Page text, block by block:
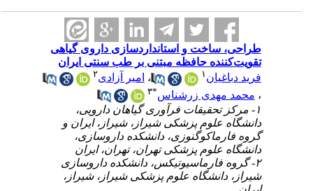
طراحی، ساخت و استانداردسازی داروی گیاهی
تقویت‌کننده حافظه مبتنی بر طب سنتی ایران
فرید دباغیان
،امیر آزادی ۲
محمد مهدی زرشناس*
۱- مرکز تحقیقات فرآوری گیاهان دارویی،
دانشگاه علوم پزشکی شیراز، شیراز، ایران و
گروه فارماکوگنوزی، دانشکده داروسازی،
دانشگاه علوم پزشکی تهران، تهران، ایران
۲- گروه فارماسیوتیکس، دانشکده داروسازی
شیراز، دانشگاه علوم پزشکی شیراز، شیراز،